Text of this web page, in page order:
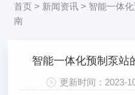
首页 > 新闻资讯 > 智能一体
南
智能一体化预制泵站
更新时间：2023-